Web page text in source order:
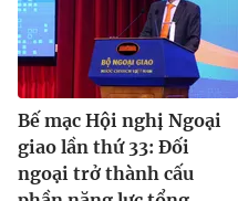
Bế mạc Hội nghị Ngoại
giao lần thứ 33: Đối
ngoại trở thành cấu